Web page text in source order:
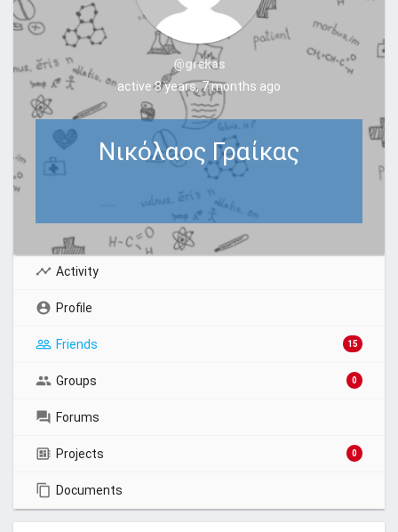
@grekas
active 8 years, 7 months ago
Νικόλαος Γραίκας
Activity
Profile
Friends 15
Groups 0
Forums
Projects 0
Documents